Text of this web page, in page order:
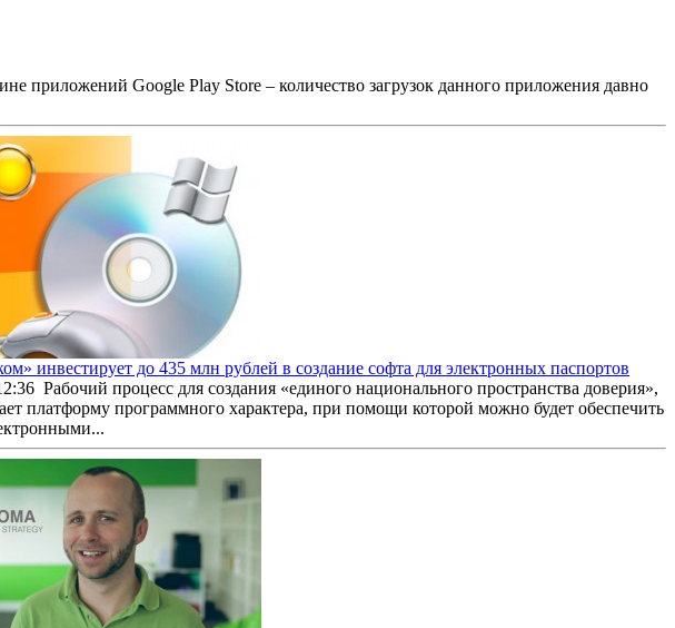
приложений Google Play Store – количество загрузок данного приложения давно
инвестирует до 435 млн рублей в создание софта для электронных паспортов
Рабочий процесс для создания «единого национального пространства доверия»,
платформу программного характера, при помощи которой можно будет обеспечить